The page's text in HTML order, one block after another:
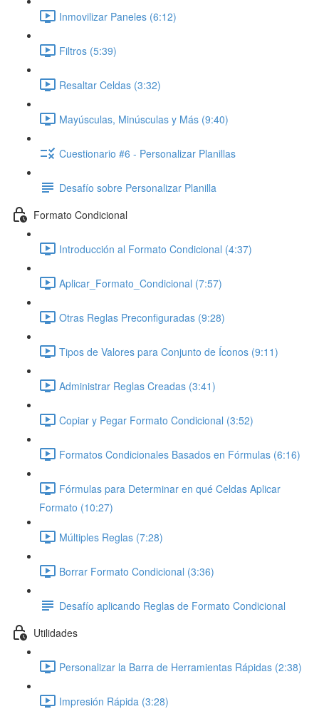
Inmovilizar Paneles (6:12)
Filtros (5:39)
Resaltar Celdas (3:32)
Mayúsculas, Minúsculas y Más (9:40)
Cuestionario #6 - Personalizar Planillas
Desafío sobre Personalizar Planilla
Formato Condicional
Introducción al Formato Condicional (4:37)
Aplicar_Formato_Condicional (7:57)
Otras Reglas Preconfiguradas (9:28)
Tipos de Valores para Conjunto de Íconos (9:11)
Administrar Reglas Creadas (3:41)
Copiar y Pegar Formato Condicional (3:52)
Formatos Condicionales Basados en Fórmulas (6:16)
Fórmulas para Determinar en qué Celdas Aplicar
Formato (10:27)
Múltiples Reglas (7:28)
Borrar Formato Condicional (3:36)
Desafío aplicando Reglas de Formato Condicional
Utilidades
Personalizar la Barra de Herramientas Rápidas (2:38)
Impresión Rápida (3:28)